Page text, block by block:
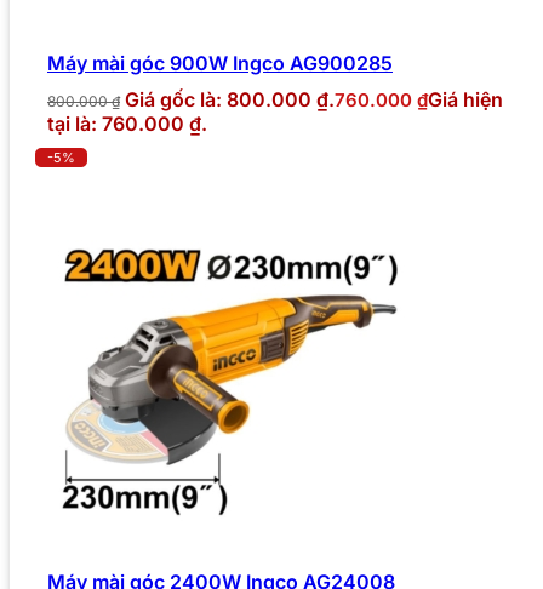
Máy mài góc 900W Ingco AG900285
800.000₫ Giá gốc là: 800.000 ₫.760.000 ₫Giá hiện
tại là: 760.000 ₫.
-5%
Máy mài góc 2400W Ingco AG24008